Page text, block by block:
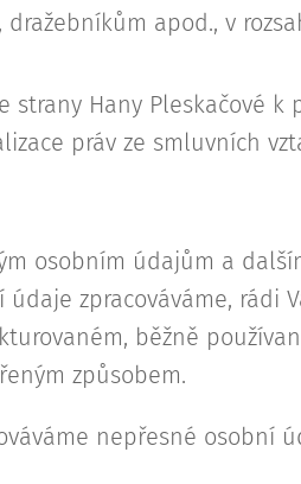
dražebníkům apod., v
strany Hany Pleskačové
práv ze smluvních
osobním údajům a
zpracováváme, rádi
běžně
způsobem.
nepřesné osobní